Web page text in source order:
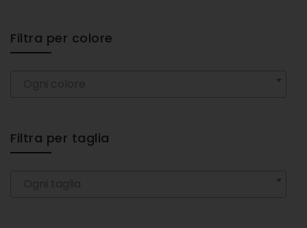
Filtra per colore
Filtra per taglia